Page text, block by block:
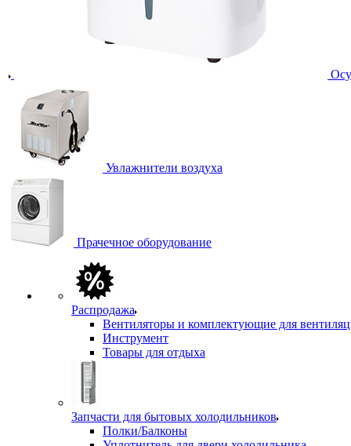
Увлажнители воздуха
Прачечное оборудование
Распродажа
Вентиляторы и комплектующие для
Инструмент
Товары для отдыха
Запчасти для бытовых холодильников
Полки/Балконы